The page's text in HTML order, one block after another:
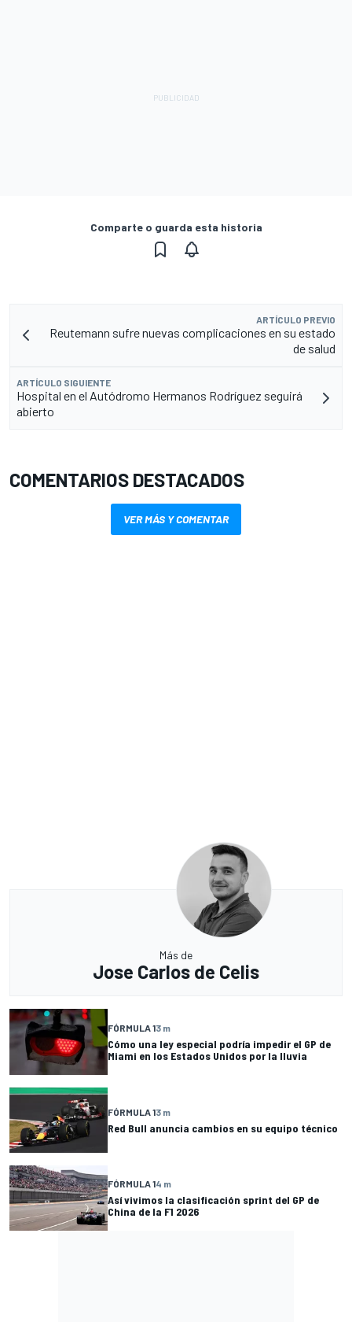
Comparte o guarda esta historia
ARTÍCULO PREVIO
Reutemann sufre nuevas complicaciones en su estado
de salud
ARTÍCULO SIGUIENTE
Hospital en el Autódromo Hermanos Rodríguez seguirá
abierto
COMENTARIOS DESTACADOS
VER MÁS Y COMENTAR
Más de
Jose Carlos de Celis
FÓRMULA 13 m
Cómo una ley especial podría impedir el GP de
Miami en los Estados Unidos por la lluvia
FÓRMULA 13 m
Red Bull anuncia cambios en su equipo técnico
FÓRMULA 14 m
Así vivimos la clasificación sprint del GP de
China de la F1 2026